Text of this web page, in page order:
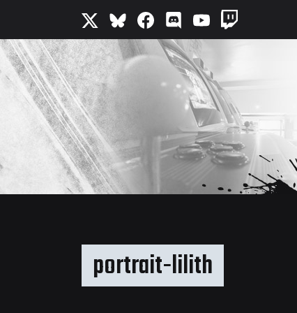
portrait-lilith